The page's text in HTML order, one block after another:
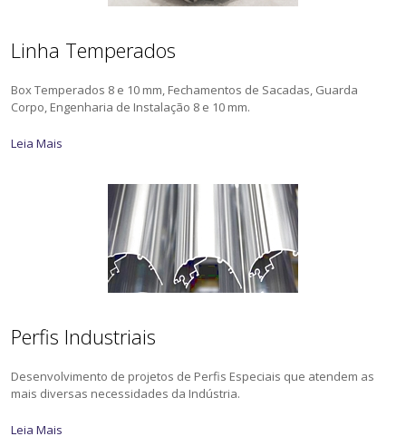
Linha Temperados
Box Temperados 8 e 10 mm, Fechamentos de Sacadas, Guarda
Corpo, Engenharia de Instalação 8 e 10 mm.
Leia Mais
Perfis Industriais
Desenvolvimento de projetos de Perfis Especiais que atendem as
mais diversas necessidades da Indústria.
Leia Mais